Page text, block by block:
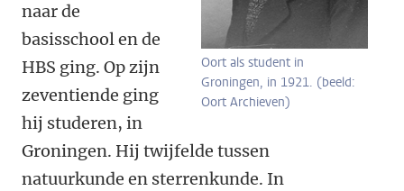
Oort als student in
Groningen, in 1921. (beeld:
Oort Archieven)
naar de
basisschool en de
HBS ging. Op zijn
zeventiende ging
hij studeren, in
Groningen. Hij twijfelde tussen
natuurkunde en sterrenkunde. In